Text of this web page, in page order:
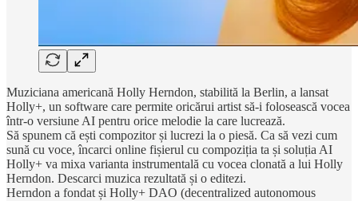
Muziciana americană Holly Herndon, stabilită la Berlin, a lansat
Holly+, un software care permite oricărui artist să-i folosească vocea
într-o versiune AI pentru orice melodie la care lucrează.
Să spunem că ești compozitor și lucrezi la o piesă. Ca să vezi cum
sună cu voce, încarci online fișierul cu compoziția ta și soluția AI
Holly+ va mixa varianta instrumentală cu vocea clonată a lui Holly
Herndon. Descarci muzica rezultată și o editezi.
Herndon a fondat și Holly+ DAO (decentralized autonomous